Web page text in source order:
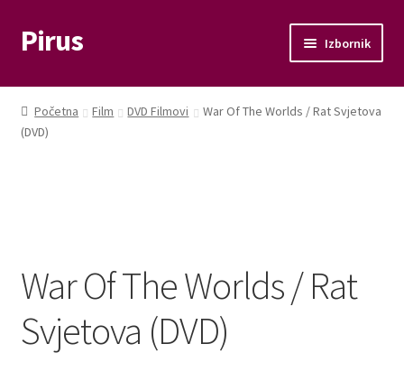
Preskoči
na
Skoči
do
Pirus Izbornik
Glazba
Film
Moj račun
Naplata
Početna Film DVD Filmovi
War Of The Worlds / Rat Svjetova
(DVD)
War Of The Worlds / Rat
Svjetova (DVD)